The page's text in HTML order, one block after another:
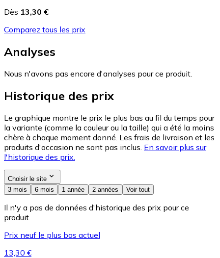
Dès 13,30 €
Comparez tous les prix
Analyses
Nous n'avons pas encore d'analyses pour ce produit.
Historique des prix
Le graphique montre le prix le plus bas au fil du temps pour
la variante (comme la couleur ou la taille) qui a été la moins
chère à chaque moment donné. Les frais de livraison et les
produits d'occasion ne sont pas inclus. En savoir plus sur
l'historique des prix.
Choisir le site
3 mois
6 mois 1 année 2 années Voir tout
Il n'y a pas de données d'historique des prix pour ce
produit.
Prix neuf le plus bas actuel
13,30 €